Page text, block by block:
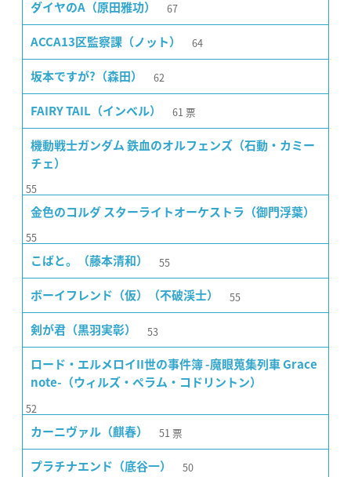
ダイヤのA（原田雅功） 67
ACCA13区監察課（ノット） 64
坂本ですが?（森田） 62
FAIRY TAIL（インベル） 61 票
機動戦士ガンダム 鉄血のオルフェンズ（石動・カミー
チェ）
55
金色のコルダ スターライトオーケストラ（御門浮葉）
55
こばと。（藤本清和） 55
ボーイフレンド（仮）（不破渓士） 55
剣が君（黒羽実彰） 53
ロード・エルメロイII世の事件簿 -魔眼蒐集列車 Grace
note-（ウィルズ・ペラム・コドリントン）
52
カーニヴァル（麒春） 51 票
プラチナエンド（底谷一） 50